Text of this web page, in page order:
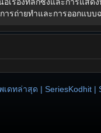
รถ่ายทำและการออกแบ
ดทล่าสุด | SeriesKodhit |